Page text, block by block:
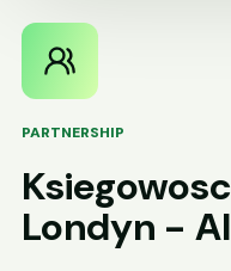
PARTNERSHIP
Londyn -